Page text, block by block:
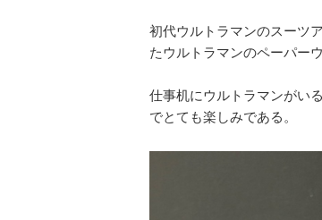
初代ウルトラマンのスーツ
たウルトラマンのペーパー
仕事机にウルトラマンがい
でとても楽しみである。